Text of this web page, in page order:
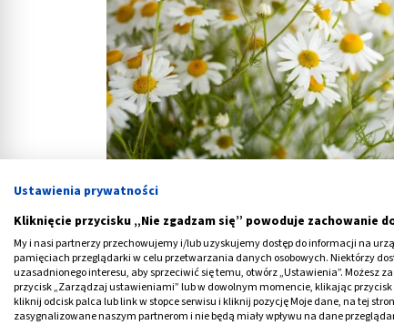
Na co pomaga i czy można go pić
Rumianek i jego cenne
Ustawienia prywatności
Kliknięcie przycisku „Nie zgadzam się” powoduje zachowanie
My i nasi partnerzy przechowujemy i/lub uzyskujemy dostęp do informacji na
pamięciach przeglądarki w celu przetwarzania danych osobowych. Niektórzy
uzasadnionego interesu, aby sprzeciwić się temu, otwórz „Ustawienia”.
przycisk „Zarządzaj ustawieniami” lub w dowolnym momencie, klikając
kliknij odcisk palca lub link w stopce serwisu i kliknij pozycję Moje dane, na tej
zasygnalizowane naszym partnerom i nie będą miały wpływu na dane